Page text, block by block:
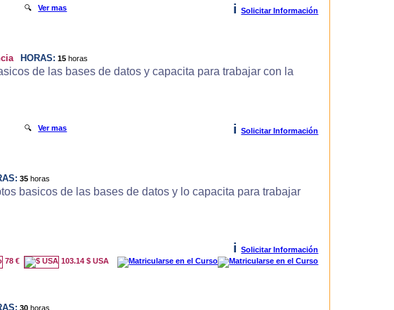
🔍Ver mas i Solicitar Información
HORAS: 15 horas
de las bases de datos y capacita para trabajar con la
🔍Ver mas i Solicitar Información
35 horas
basicos de las bases de datos y lo capacita para trabajar
i
Solicitar Información
78 € 103.14 $ USA
30 horas